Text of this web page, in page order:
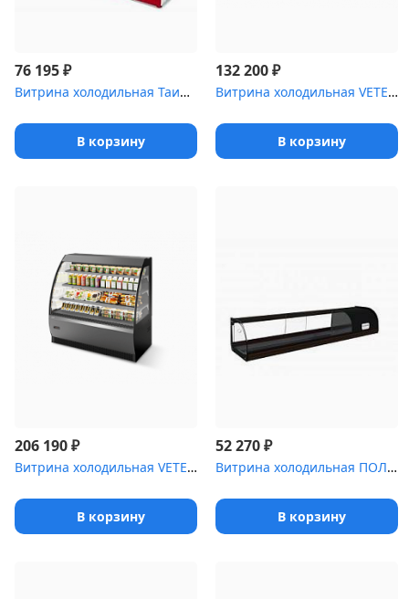
76 195₽
Витрина холодильная Таир .8 [ВХС-1]
В корзину
132 200₽
Витрина холодильная VETE 130
В корзину
206 190₽
Витрина холодильная VETE OF 130
В корзину
52 270₽
Витрина холодильная ПОЛЮС Carboma ,0 [ВХСв-1]
В корзину